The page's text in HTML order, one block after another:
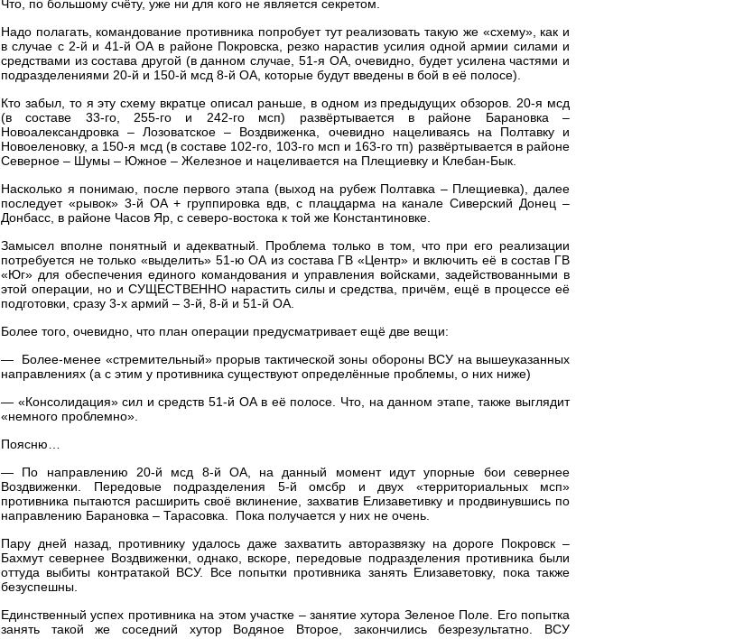
Что, по большому счёту, уже ни для кого не является секретом.
Надо полагать, командование противника попробует тут реализовать такую же «схему», как и
в случае с 2-й и 41-й ОА в районе Покровска, резко нарастив усилия одной армии силами и
средствами из состава другой (в данном случае, 51-я ОА, очевидно, будет усилена частями и
подразделениями 20-й и 150-й мсд 8-й ОА, которые будут введены в бой в её полосе).
Кто забыл, то я эту схему вкратце описал раньше, в одном из предыдущих обзоров. 20-я мсд
(в составе 33-го, 255-го и 242-го мсп) развёртывается в районе Барановка –
Новоалександровка – Лозоватское – Воздвиженка, очевидно нацеливаясь на Полтавку и
Новоеленовку, а 150-я мсд (в составе 102-го, 103-го мсп и 163-го тп) развёртывается в районе
Северное – Шумы – Южное – Железное и нацеливается на Плещиевку и Клебан-Бык.
Насколько я понимаю, после первого этапа (выход на рубеж Полтавка – Плещиевка), далее
последует «рывок» 3-й ОА + группировка вдв, с плацдарма на канале Сиверский Донец –
Донбасс, в районе Часов Яр, с северо-востока к той же Константиновке.
Замысел вполне понятный и адекватный. Проблема только в том, что при его реализации
потребуется не только «выделить» 51-ю ОА из состава ГВ «Центр» и включить её в состав ГВ
«Юг» для обеспечения единого командования и управления войсками, задействованными в
этой операции, но и СУЩЕСТВЕННО нарастить силы и средства, причём, ещё в процессе её
подготовки, сразу 3-х армий – 3-й, 8-й и 51-й ОА.
Более того, очевидно, что план операции предусматривает ещё две вещи:
— Более-менее «стремительный» прорыв тактической зоны обороны ВСУ на вышеуказанных
направлениях (а с этим у противника существуют определённые проблемы, о них ниже)
— «Консолидация» сил и средств 51-й ОА в её полосе. Что, на данном этапе, также выглядит
«немного проблемно».
Поясню…
— По направлению 20-й мсд 8-й ОА, на данный момент идут упорные бои севернее
Воздвиженки. Передовые подразделения 5-й омсбр и двух «территориальных мсп»
противника пытаются расширить своё вклинение, захватив Елизаветивку и продвинувшись по
направлению Барановка – Тарасовка. Пока получается у них не очень.
Пару дней назад, противнику удалось даже захватить авторазвязку на дороге Покровск –
Бахмут севернее Воздвиженки, однако, вскоре, передовые подразделения противника были
оттуда выбиты контратакой ВСУ. Все попытки противника занять Елизаветовку, пока также
безуспешны.
Единственный успех противника на этом участке – занятие хутора Зеленое Поле. Его попытка
занять такой же соседний хутор Водяное Второе, закончились безрезультатно. ВСУ